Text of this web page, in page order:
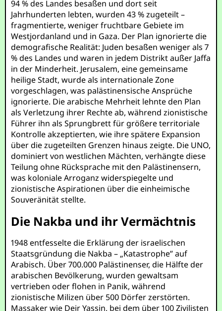
94 % des Landes besaßen und dort seit
Jahrhunderten lebten, wurden 43 % zugeteilt –
fragmentierte, weniger fruchtbare Gebiete im
Westjordanland und in Gaza. Der Plan ignorierte die
demografische Realität: Juden besaßen weniger als 7
% des Landes und waren in jedem Distrikt außer Jaffa
in der Minderheit. Jerusalem, eine gemeinsame
heilige Stadt, wurde als internationale Zone
vorgeschlagen, was palästinensische Ansprüche
ignorierte. Die arabische Mehrheit lehnte den Plan
als Verletzung ihrer Rechte ab, während zionistische
Führer ihn als Sprungbrett für größere territoriale
Kontrolle akzeptierten, wie ihre spätere Expansion
über die zugeteilten Grenzen hinaus zeigte. Die UNO,
dominiert von westlichen Mächten, verhängte diese
Teilung ohne Rücksprache mit den Palästinensern,
was koloniale Arroganz widerspiegelte und
zionistische Aspirationen über die einheimische
Souveränität stellte.
Die Nakba und ihr Vermächtnis
1948 entfesselte die Erklärung der israelischen
Staatsgründung die Nakba – „Katastrophe” auf
Arabisch. Über 700.000 Palästinenser, die Hälfte der
arabischen Bevölkerung, wurden gewaltsam
vertrieben oder flohen in Panik, während
zionistische Milizen über 500 Dörfer zerstörten.
Massaker wie Deir Yassin, bei dem über 100 Zivilisten